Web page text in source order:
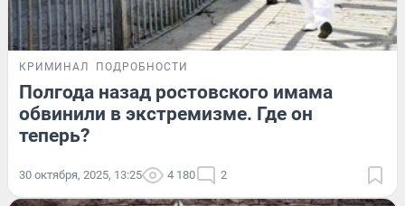
КРИМИНАЛ ПОДРОБНОСТИ
Полгода назад ростовского имама
обвинили в экстремизме. Где он
теперь?
30 октября, 2025, 13:25 4 180 2